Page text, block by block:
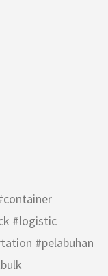
#logistic
#pelabuhan